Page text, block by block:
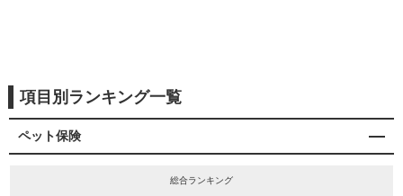
項目別ランキング一覧
ペット保険
総合ランキング